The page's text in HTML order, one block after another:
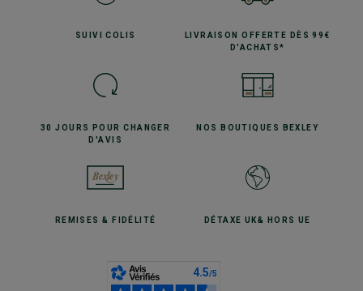
SUIVICOLIS LIVRAISON OFFERTE
DÈS 99€
D'ACHATS*
30 JOURS POURCHANGER
D'AVIS
NOS BOUTIQUES BEXLEY
REMISES& FIDÉLITÉ DÉTAXE UK& HORS UE